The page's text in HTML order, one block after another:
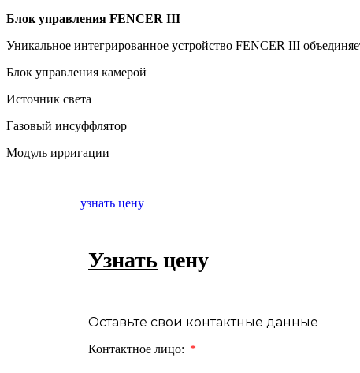
Блок управления FENCER III
Уникальное интегрированное устройство FENCER III
Блок управления камерой
Источник света
Газовый инсуффлятор
Модуль ирригации
узнать цену
Контактное лицо:
Оставьте свои контактные данные
Узнать цену